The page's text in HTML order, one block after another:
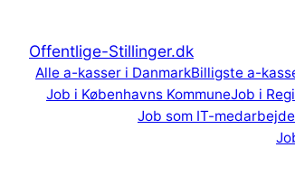
indholdOffentlige-Stillinger.dk
Alle a-kasser i DanmarkBilligste a-
Job i Københavns KommuneJob i
Job som IT-